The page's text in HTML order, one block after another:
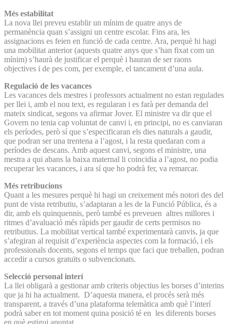
Més estabilitat
La nova llei preveu establir un mínim de quatre anys de
permanència quan s’assigni un centre escolar. Fins ara, les
assignacions es feien en funció de cada centre. Ara, perquè hi hagi
una mobilitat anterior (aquests quatre anys que s’han fixat com un
mínim) s’haurà de justificar el perquè i hauran de ser raons
objectives i de pes com, per exemple, el tancament d’una aula.
Regulació de les vacances
Les vacances dels mestres i professors actualment no estan regulades
per llei i, amb el nou text, es regularan i es farà per demanda del
mateix sindicat, segons va afirmar Jover. El ministre va dir que el
Govern no tenia cap voluntat de canvi i, en principi, no es canviaran
els períodes, però sí que s’especificaran els dies naturals a gaudir,
que podran ser una trentena a l’agost, i la resta quedaran com a
períodes de descans. Amb aquest canvi, segons el ministre, una
mestra a qui abans la baixa maternal li coincidia a l’agost, no podia
recuperar les vacances, i ara sí que ho podrà fer, va remarcar.
Més retribucions
Quant a les mesures perquè hi hagi un creixement més notori des del
punt de vista retributiu, s’adaptaran a les de la Funció Pública, és a
dir, amb els quinquennis, però també es preveuen altres millores i
ritmes d’avaluació més ràpids per gaudir de certs permisos no
retributius. La mobilitat vertical també experimentarà canvis, ja que
s’afegiran al requisit d’experiència aspectes com la formació, i els
professionals docents, segons el temps que faci que treballen, podran
accedir a cursos gratuïts o subvencionats.
Selecció personal interí
La llei obligarà a gestionar amb criteris objectius les borses d’interins
que ja hi ha actualment. D’aquesta manera, el procés serà més
transparent, a través d’una plataforma telemàtica amb què l’interí
podrà saber en tot moment quina posició té en les diferents borses
en què estigui apuntat.